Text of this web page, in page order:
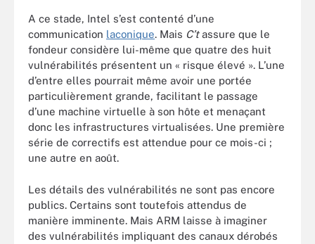
A ce stade, Intel s’est contenté d’une
communication laconique. Mais C’tassure que le
fondeur considère lui-même que quatre des huit
vulnérabilités présentent un « risque élevé ». L’une
d’entre elles pourrait même avoir une portée
particulièrement grande, facilitant le passage
d’une machine virtuelle à son hôte et menaçant
donc les infrastructures virtualisées. Une première
série de correctifs est attendue pour ce mois-ci ;
une autre en août.
Les détails des vulnérabilités ne sont pas encore
publics. Certains sont toutefois attendus de
manière imminente. Mais ARM laisse à imaginer
des vulnérabilités impliquant des canaux dérobés